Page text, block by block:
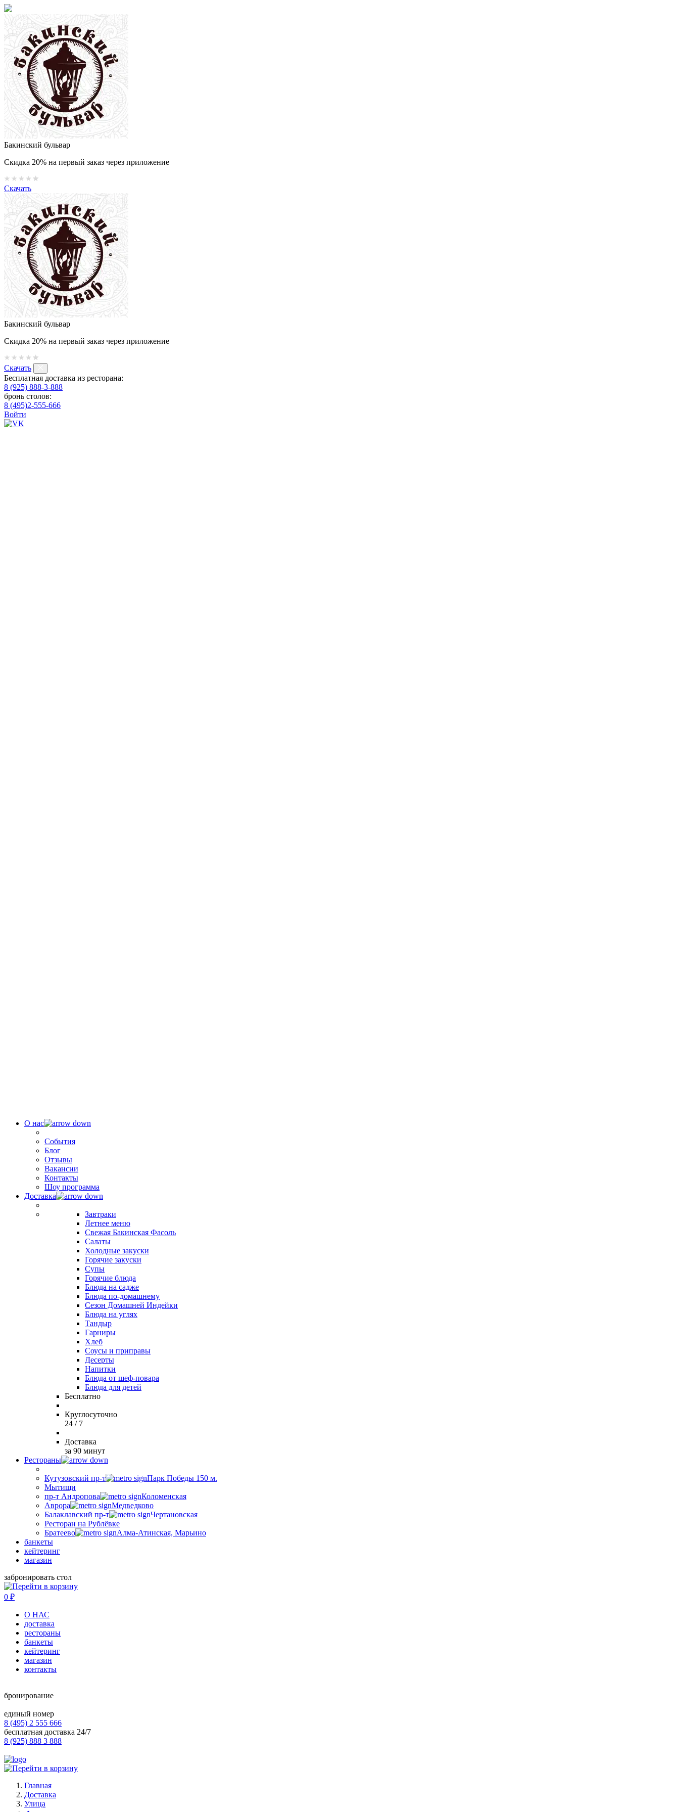
Бакинский бульвар
Скидка 20% на первый заказ через приложение
Скачать
Бакинский бульвар
Скидка 20% на первый заказ через приложение
Скачать
Бесплатная доставка из ресторана:
8 (925) 888-3-888
бронь столов:
8 (495)2-555-666
Войти
О нас
События
Блог
Отзывы
Вакансии
Контакты
Шоу программа
Доставка
Завтраки
Летнее меню
Свежая Бакинская Фасоль
Салаты
Холодные закуски
Горячие закуски
Супы
Горячие блюда
Блюда на садже
Блюда по-домашнему
Сезон Домашней Индейки
Блюда на углях
Тандыр
Гарниры
Хлеб
Соусы и приправы
Десерты
Напитки
Блюда от шеф-повара
Блюда для детей
Бесплатно
Круглосуточно
24 / 7
Доставка
за 90 минут
Рестораны
Кутузовский пр-т
Парк Победы 150 м.
Мытищи
пр-т Андропова
Коломенская
Аврора
Медведково
Балаклавский пр-т
Чертановская
Ресторан на Рублёвке
Братеево
Алма-Атинская, Марьино
банкеты
кейтеринг
магазин
забронировать стол
0 ₽
О НАС
доставка
рестораны
банкеты
кейтеринг
магазин
контакты
бронирование
единый номер
8 (495) 2 555 666
бесплатная доставка 24/7
8 (925) 888 3 888
Главная
Доставка
Улица